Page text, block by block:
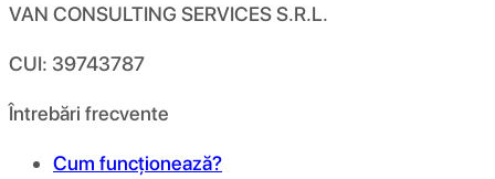
VAN CONSULTING SERVICES S.R.L.
CUI: 39743787
Întrebări frecvente
Cum funcționează?